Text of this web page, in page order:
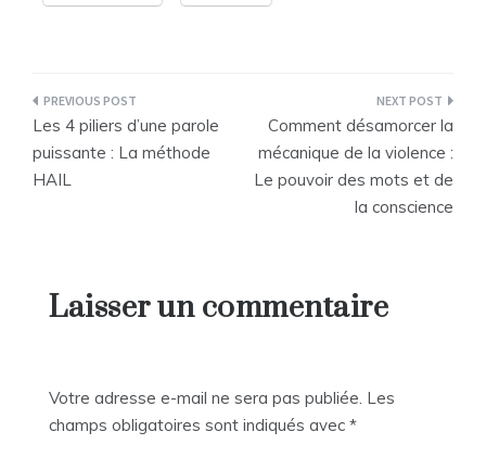
Navigation
de
l’article
Les 4 piliers d’une parole
puissante : La méthode
HAIL
Comment désamorcer la
mécanique de la violence :
Le pouvoir des mots et de
la conscience
Laisser un commentaire
Votre adresse e-mail ne sera pas publiée. Les
champs obligatoires sont indiqués avec *